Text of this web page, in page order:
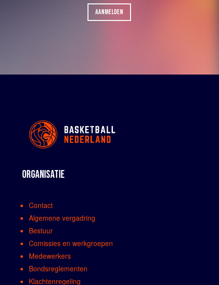
AANMELDEN
ORGANISATIE
Contact
Algemene vergadring
Bestuur
Comissies en werkgroepen
Medewerkers
Bondsreglementen
Klachtenregeling